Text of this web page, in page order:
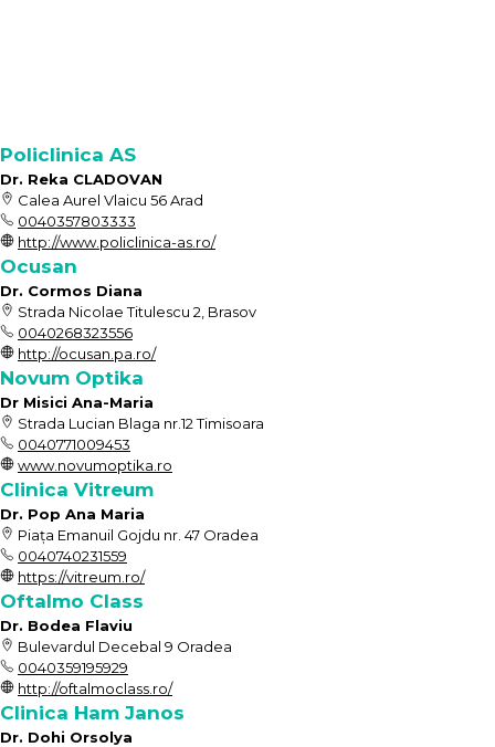
Policlinica AS
Dr. Reka CLADOVAN
Calea Aurel Vlaicu 56 Arad
0040357803333
http://www.policlinica-as.ro/
Ocusan
Dr. Cormos Diana
Strada Nicolae Titulescu 2, Brasov
0040268323556
http://ocusan.pa.ro/
Novum Optika
Dr Misici Ana-Maria
Strada Lucian Blaga nr.12 Timisoara
0040771009453
www.novumoptika.ro
Clinica Vitreum
Dr. Pop Ana Maria
Piața Emanuil Gojdu nr. 47 Oradea
0040740231559
https://vitreum.ro/
Oftalmo Class
Dr. Bodea Flaviu
Bulevardul Decebal 9 Oradea
0040359195929
http://oftalmoclass.ro/
Clinica Ham Janos
Dr. Dohi Orsolya